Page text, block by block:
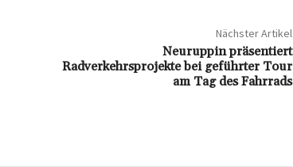
Nächster Artikel
Neuruppin präsentiert
Radverkehrsprojekte bei geführter Tour
am Tag des Fahrrads